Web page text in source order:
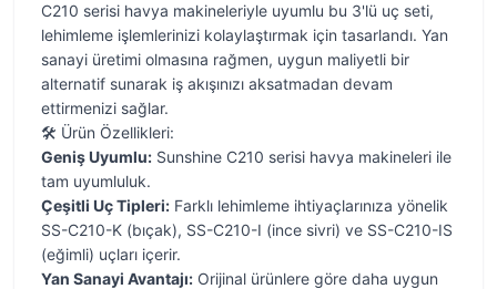
C210 serisi havya makineleriyle uyumlu bu 3'lü uç seti,
lehimleme işlemlerinizi kolaylaştırmak için tasarlandı. Yan
sanayi üretimi olmasına rağmen, uygun maliyetli bir
alternatif sunarak iş akışınızı aksatmadan devam
ettirmenizi sağlar.
🛠️ Ürün Özellikleri:
Geniş Uyumlu: Sunshine C210 serisi havya makineleri ile
tam uyumluluk.
Çeşitli Uç Tipleri: Farklı lehimleme ihtiyaçlarınıza yönelik
SS-C210-K (bıçak), SS-C210-I (ince sivri) ve SS-C210-IS
(eğimli) uçları içerir.
Yan Sanayi Avantajı: Orijinal ürünlere göre daha uygun